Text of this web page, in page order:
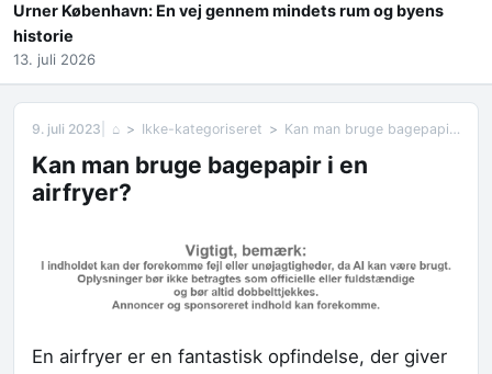
Urner København: En vej gennem mindets rum og byens
historie
13. juli 2026
9. juli 2023 ⌂ Ikke-kategoriseret Kan man bruge bagepapir i en airfryer?
Kan man bruge bagepapir i en
airfryer?
En airfryer er en fantastisk opfindelse, der giver